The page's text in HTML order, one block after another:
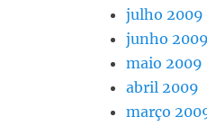
julho 2009
junho 2009
maio 2009
abril 2009
março